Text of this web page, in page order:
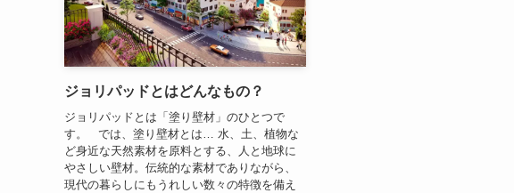
ジョリパッドとはどんなもの？
ジョリパッドとは「塗り壁材」のひとつで
す。 では、塗り壁材とは… 水、土、植物な
ど身近な天然素材を原料とする、人と地球に
やさしい壁材。伝統的な素材でありながら、
現代の暮らしにもうれしい数々の特徴を備え